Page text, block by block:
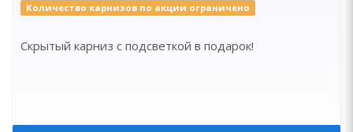
Количество карнизов по акции ограничено
Скрытый карниз с подсветкой в подарок!